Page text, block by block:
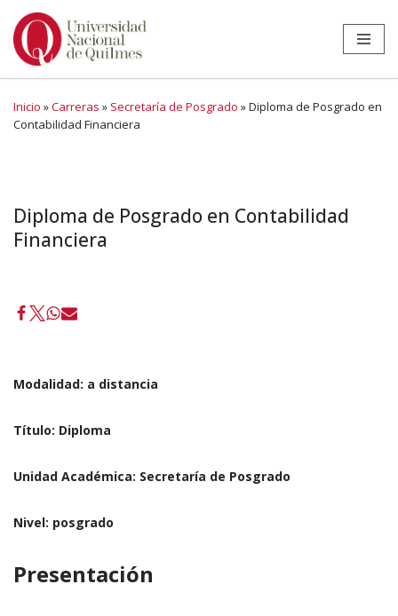
Ir
Inicio »Carreras » Secretaría de Posgrado »Diploma de Posgrado en
Contabilidad Financiera
Diploma de Posgrado en Contabilidad
Financiera
Modalidad: a distancia
Título: Diploma
Unidad Académica: Secretaría de Posgrado
Nivel: posgrado
Presentación